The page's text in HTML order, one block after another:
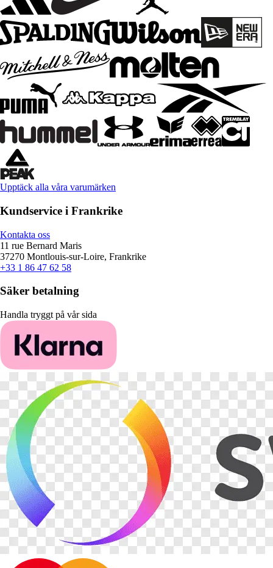
Upptäck alla våra varumärken
Kundservice i Frankrike
Kontakta oss
11 rue Bernard Maris
37270 Montlouis-sur-Loire, Frankrike
+33 1 86 47 62 58
Säker betalning
Handla tryggt på vår sida